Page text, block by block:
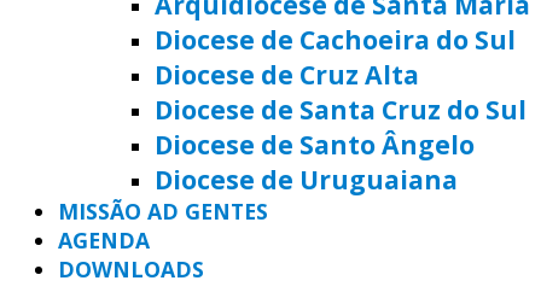
Diocese de Cachoeira do Sul
Diocese de Cruz Alta
Diocese de Santa Cruz do Sul
Diocese de Santo Ângelo
Diocese de Uruguaiana
MISSÃO AD GENTES
AGENDA
DOWNLOADS